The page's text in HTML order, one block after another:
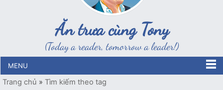
Ăn trưa cùng Tony
(Today a reader, tomorrow a leader!)
MENU
Trang chủ » Tìm kiếm theo tag